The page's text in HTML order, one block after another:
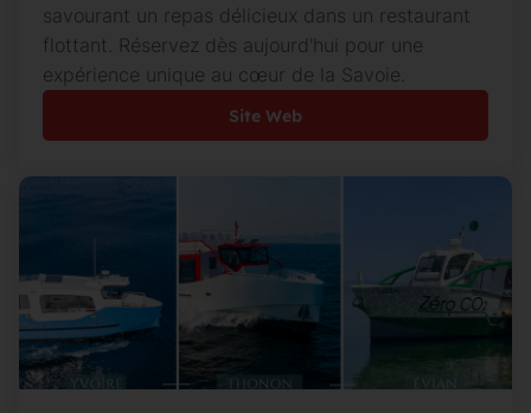
savourant un repas délicieux dans un restaurant
flottant. Réservez dès aujourd'hui pour une
expérience unique au cœur de la Savoie.
Site Web